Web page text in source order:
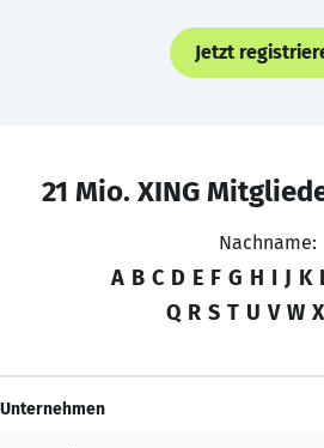
Jetzt
21 Mio. XING
Nachname:
A B C D E F G H I J K
Q R S T U V W X
Unternehmen